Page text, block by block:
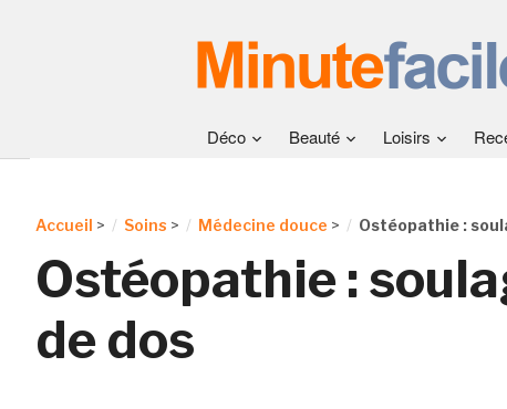
Déco Beauté Loisirs
Accueil > Soins > Médecine douce > Ostéopathie :
Ostéopathie :
de dos